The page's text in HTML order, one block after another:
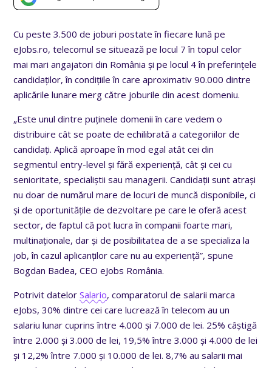
Cu peste 3.500 de joburi postate în fiecare lună pe
eJobs.ro, telecomul se situează pe locul 7 în topul celor
mai mari angajatori din România și pe locul 4 în preferințele
candidaților, în condițiile în care aproximativ 90.000 dintre
aplicările lunare merg către joburile din acest domeniu.
„Este unul dintre puținele domenii în care vedem o
distribuire cât se poate de echilibrată a categoriilor de
candidați. Aplică aproape în mod egal atât cei din
segmentul entry-level și fără experiență, cât și cei cu
senioritate, specialiștii sau managerii. Candidații sunt atrași
nu doar de numărul mare de locuri de muncă disponibile, ci
și de oportunitățile de dezvoltare pe care le oferă acest
sector, de faptul că pot lucra în companii foarte mari,
multinaționale, dar și de posibilitatea de a se specializa la
job, în cazul aplicanților care nu au experiență”, spune
Bogdan Badea, CEO eJobs România.
Potrivit datelorSalario, comparatorul de salarii marca
eJobs, 30% dintre cei care lucrează în telecom au un
salariu lunar cuprins între 4.000 și 7.000 de lei. 25% câștigă
între 2.000 și 3.000 de lei, 19,5% între 3.000 și 4.000 de lei
și 12,2% între 7.000 și 10.000 de lei. 8,7% au salarii mai